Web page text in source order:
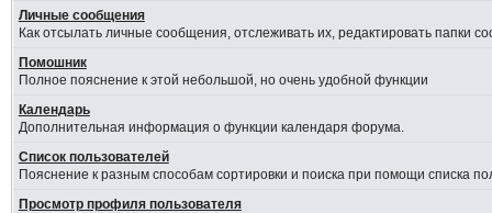
Личные сообщения
Как отсылать личные сообщения, отслеживать их, редактировать папки
Помошник
Полное пояснение к этой небольшой, но очень удобной функции
Календарь
Дополнительная информация о функции календаря форума.
Список пользователей
Пояснение к разным способам сортировки и поиска при помощи списка
Просмотр профиля пользователя